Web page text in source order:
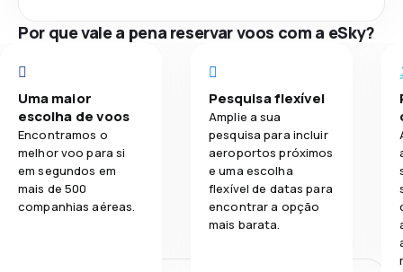
Por que vale a pena reservar voos com a eSky?
Uma maior
escolha de voos
Encontramos o
melhor voo para si
em segundos em
mais de 500
companhias aéreas.
Pesquisa flexível
Amplie a sua
pesquisa para incluir
aeroportos próximos
e uma escolha
flexível de datas para
encontrar a opção
mais barata.